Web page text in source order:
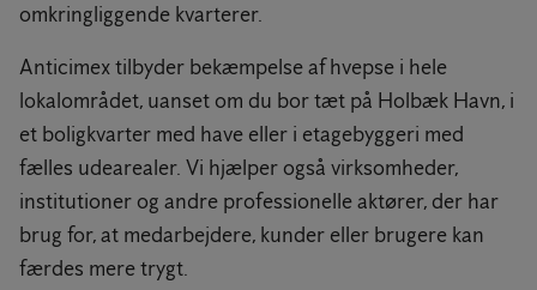
omkringliggende kvarterer.
Anticimex tilbyder bekæmpelse af hvepse i hele
lokalområdet, uanset om du bor tæt på Holbæk Havn, i
et boligkvarter med have eller i etagebyggeri med
fælles udearealer. Vi hjælper også virksomheder,
institutioner og andre professionelle aktører, der har
brug for, at medarbejdere, kunder eller brugere kan
færdes mere trygt.